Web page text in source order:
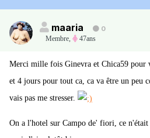
maaria
0
Membre, 47ans
Merci mille fois Ginevra et Chica59 pour
et 4 jours pour tout ca, ca va être un peu
vais pas me stresser.
On a l'hotel sur Campo de' fiori, ce